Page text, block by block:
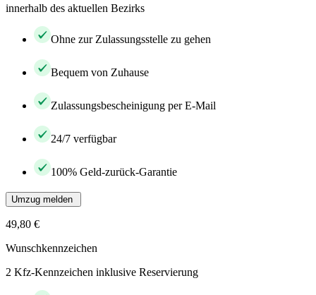
innerhalb des aktuellen Bezirks
Ohne zur Zulassungsstelle zu gehen
Bequem von Zuhause
Zulassungsbescheinigung per E-Mail
24/7 verfügbar
100% Geld-zurück-Garantie
Umzug melden
49,80 €
Wunschkennzeichen
2 Kfz-Kennzeichen inklusive Reservierung